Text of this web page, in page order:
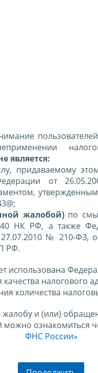
является:
придаваемому
от
жалобой)по
НК РФ, а также
№ 210-ФЗ,
РФ.
использована
налогового
количества
жалобу и (или)
ознакомиться
ФНС России»